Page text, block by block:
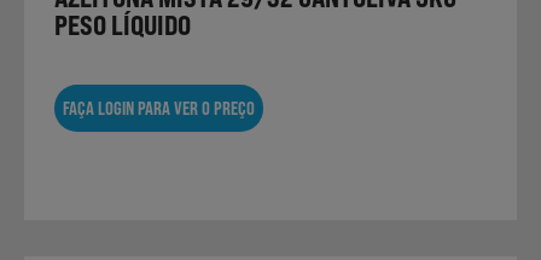
Padaria e Pastelaria
PESO LÍQUIDO
FAÇA LOGIN PARA VER O PREÇO